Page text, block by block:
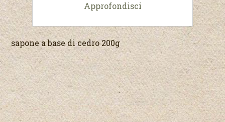
sapone a base di cedro 200g
Approfondisci